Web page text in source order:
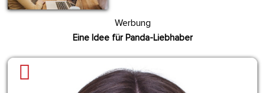
Werbung
Eine Idee für Panda-Liebhaber